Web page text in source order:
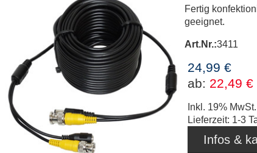
Fertig
geeignet.
Art.Nr.:3411
24,99 €
ab: 22,49 €
Inkl. 19% MwSt.
Lieferzeit: 1-3
Infos &